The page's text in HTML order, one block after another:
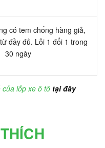
có tem chống hàng giả,
đầy đủ. Lỗi 1 đổi 1 trong
30 ngày
của lốp xe ô tô tại đây